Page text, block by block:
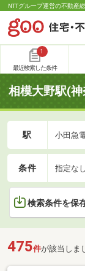
NTTグループ運営の不動産
1
最近検索した条件
相模大野駅(
駅 小田急
条件 指定なし
検索条件を保
475件が該当しま